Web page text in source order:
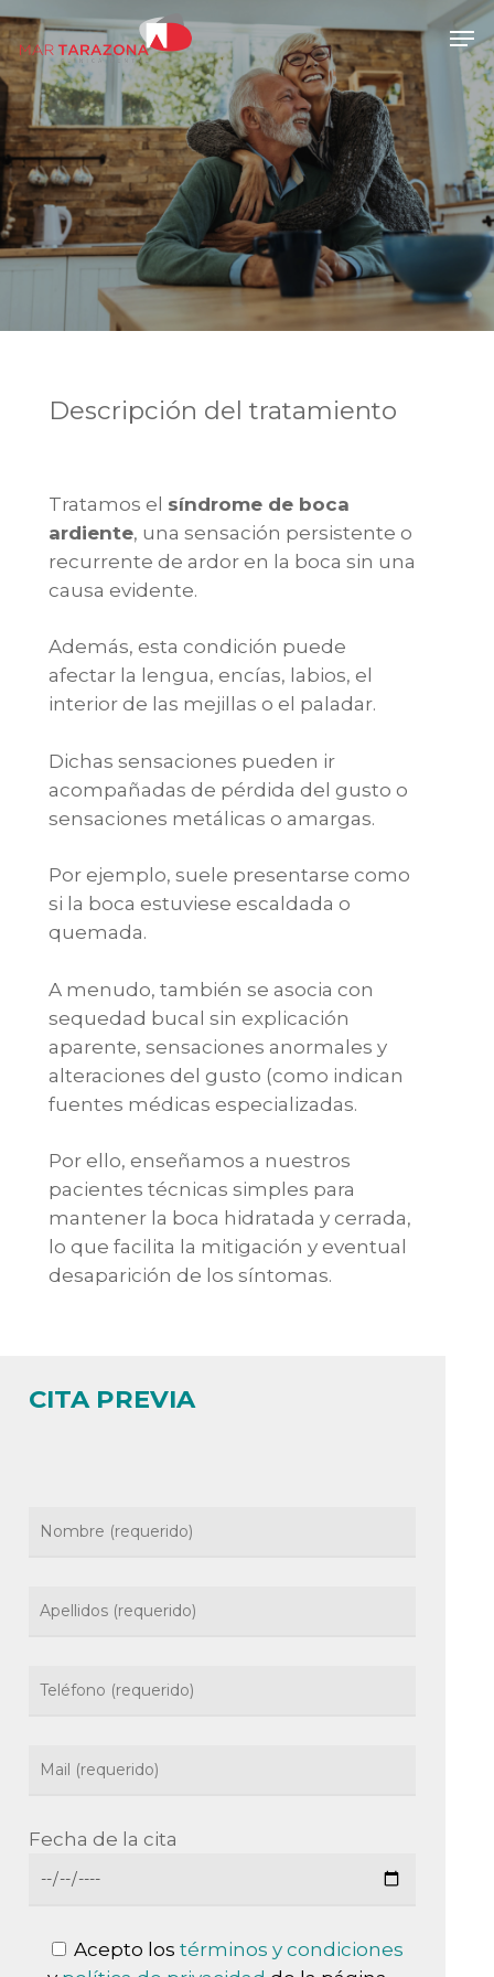
Skip
to
main
content
Descripción del tratamiento
Tratamos el síndrome de boca
ardiente, una sensación persistente o
recurrente de ardor en la boca sin una
causa evidente.
Además, esta condición puede
afectar la lengua, encías, labios, el
interior de las mejillas o el paladar.
Dichas sensaciones pueden ir
acompañadas de pérdida del gusto o
sensaciones metálicas o amargas.
Por ejemplo, suele presentarse como
si la boca estuviese escaldada o
quemada.
A menudo, también se asocia con
sequedad bucal sin explicación
aparente, sensaciones anormales y
alteraciones del gusto (como indican
fuentes médicas especializadas.
Por ello, enseñamos a nuestros
pacientes técnicas simples para
mantener la boca hidratada y cerrada,
lo que facilita la mitigación y eventual
desaparición de los síntomas.
CITA PREVIA
Fecha de la cita
Acepto los términos y condiciones